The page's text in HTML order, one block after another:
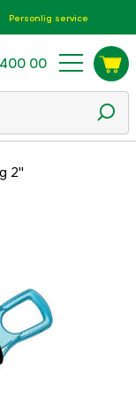
Personlig service
00
2''